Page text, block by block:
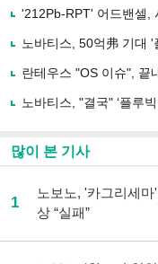
'212Pb-RPT' 어드밴셀,
노바티스, 50억弗 기대
란테우스 "OS 이슈", 끝
노바티스, "결국" ‘플루
많이 본 기사
1
노보노, '카그리세
상 “실패”